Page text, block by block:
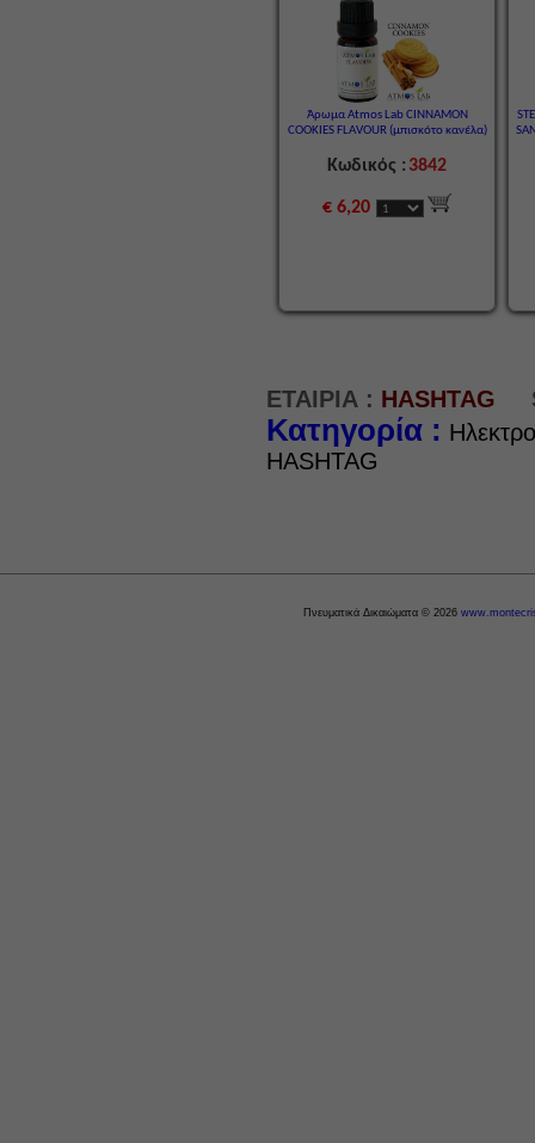
Άρωμα Atmos Lab CINNAMON
COOKIES FLAVOUR (μπισκότο κανέλα)
Κωδικός : 3842
€ 6,20
ΕΤΑΙΡΙΑ : HASHTAG
Κατηγορία :
HASHTAG
Πνευματικά Δικαιώματα © 2026